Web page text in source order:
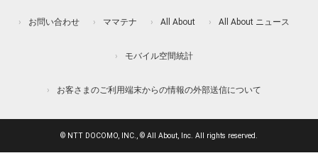
お問い合わせ ママテナ All About All About ニュース
モバイル空間統計
お客さまのご利用端末からの情報の外部送信について
© NTT DOCOMO, INC., © All About, Inc. All rights reserved.